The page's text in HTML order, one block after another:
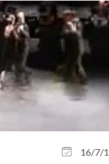
16/7/